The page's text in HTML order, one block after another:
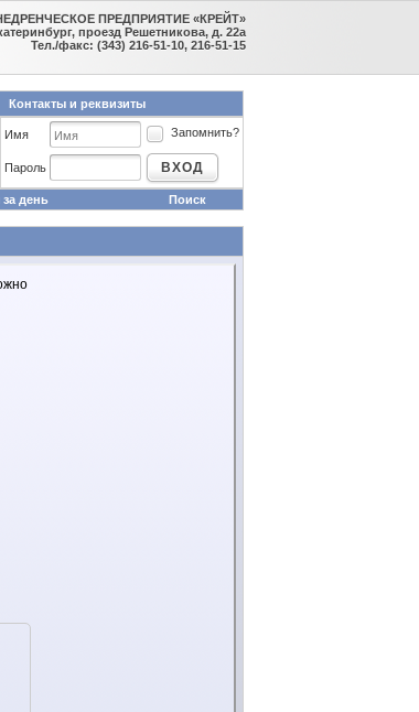
ПРЕДПРИЯТИЕ «КРЕЙТ»
проезд Решетникова, д. 22а
Тел./факс: (343) 216-51-10, 216-51-15
Контакты и реквизиты
Имя Запомнить?
Пароль ВХОД
день Поиск